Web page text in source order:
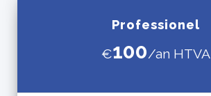
Professionel
€100/an HTVA